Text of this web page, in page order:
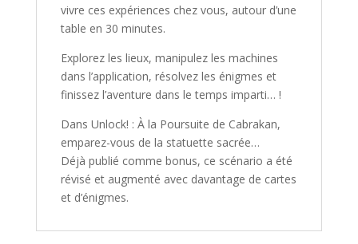
vivre ces expériences chez vous, autour d’une
table en 30 minutes.
Explorez les lieux, manipulez les machines
dans l’application, résolvez les énigmes et
finissez l’aventure dans le temps imparti… !
Dans Unlock! : À la Poursuite de Cabrakan,
emparez-vous de la statuette sacrée…
Déjà publié comme bonus, ce scénario a été
révisé et augmenté avec davantage de cartes
et d’énigmes.